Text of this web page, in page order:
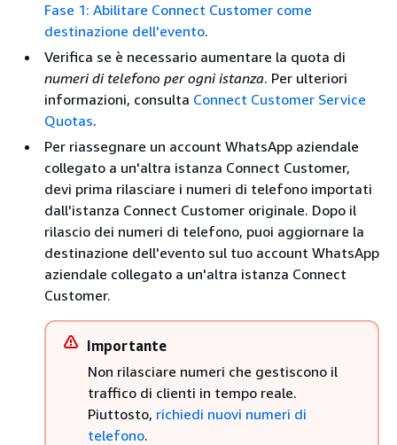
Fase 1: Abilitare Connect Customer come
destinazione dell'evento.
Verifica se è necessario aumentare la quota di
numeri di telefono per ogni istanza. Per ulteriori
informazioni, consulta Connect Customer Service
Quotas.
Per riassegnare un account WhatsApp aziendale
collegato a un'altra istanza Connect Customer,
devi prima rilasciare i numeri di telefono importati
dall'istanza Connect Customer originale. Dopo il
rilascio dei numeri di telefono, puoi aggiornare la
destinazione dell'evento sul tuo account WhatsApp
aziendale collegato a un'altra istanza Connect
Customer.
Importante
Non rilasciare numeri che gestiscono il
traffico di clienti in tempo reale.
Piuttosto, richiedi nuovi numeri di
telefono.